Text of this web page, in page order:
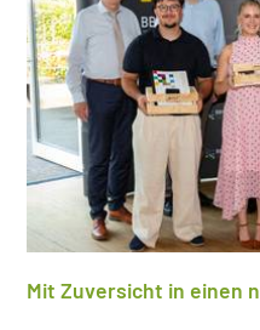
Mit Zuversicht in einen